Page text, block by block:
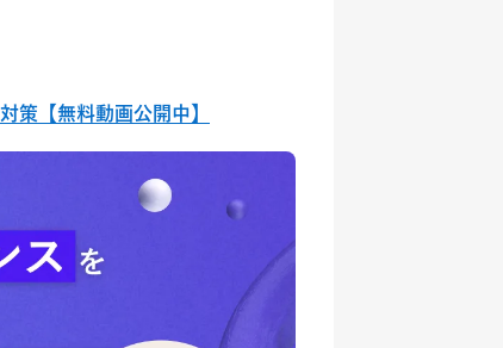
策【無料動画公開中】